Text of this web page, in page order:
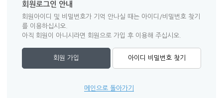
회원로그인 안내
회원아이디 및 비밀번호가 기억 안나실 때는 아이디/비밀번호 찾기
를 이용하십시오.
아직 회원이 아니시라면 회원으로 가입 후 이용해 주십시오.
아이디 비밀번호 찾기
회원 가입
메인으로 돌아가기